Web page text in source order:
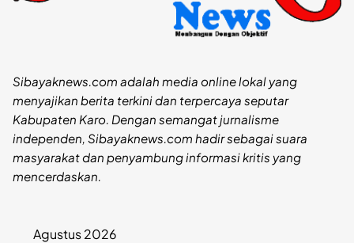
Sibayaknews.com adalah media online lokal yang
menyajikan berita terkini dan terpercaya seputar
Kabupaten Karo. Dengan semangat jurnalisme
independen, Sibayaknews.com hadir sebagai suara
masyarakat dan penyambung informasi kritis yang
mencerdaskan.
Agustus 2026